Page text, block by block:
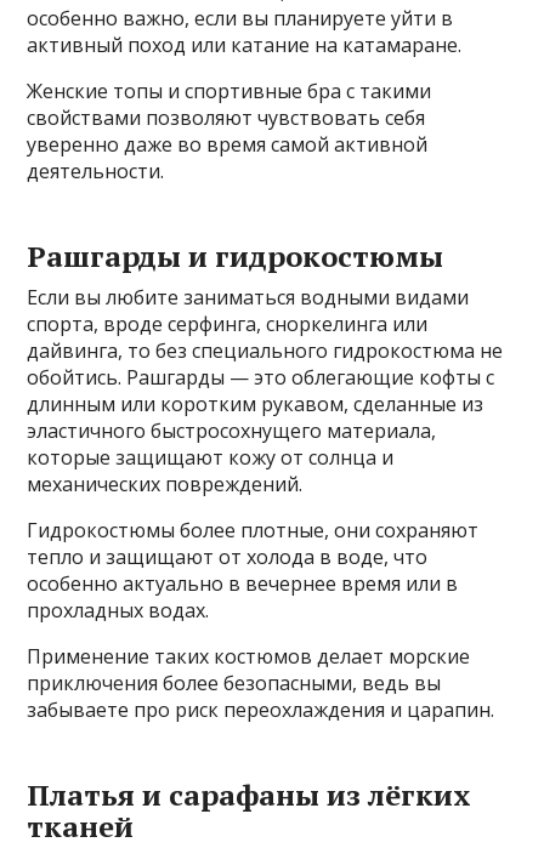
особенно важно, если вы планируете уйти в
активный поход или катание на катамаране.
Женские топы и спортивные бра с такими
свойствами позволяют чувствовать себя
уверенно даже во время самой активной
деятельности.
Рашгарды и гидрокостюмы
Если вы любите заниматься водными видами
спорта, вроде серфинга, сноркелинга или
дайвинга, то без специального гидрокостюма не
обойтись. Рашгарды — это облегающие кофты с
длинным или коротким рукавом, сделанные из
эластичного быстросохнущего материала,
которые защищают кожу от солнца и
механических повреждений.
Гидрокостюмы более плотные, они сохраняют
тепло и защищают от холода в воде, что
особенно актуально в вечернее время или в
прохладных водах.
Применение таких костюмов делает морские
приключения более безопасными, ведь вы
забываете про риск переохлаждения и царапин.
Платья и сарафаны из лёгких
тканей